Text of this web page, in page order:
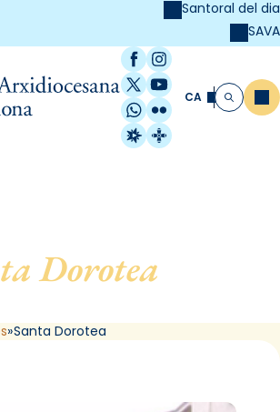
Santoral del dia
SAVA
Facebook
Instagram
X / Twitter
YouTube
WhatsApp
Flickr
Radio Estel
Catalunya
CA Cerca
Dorotea
Santa Dorotea